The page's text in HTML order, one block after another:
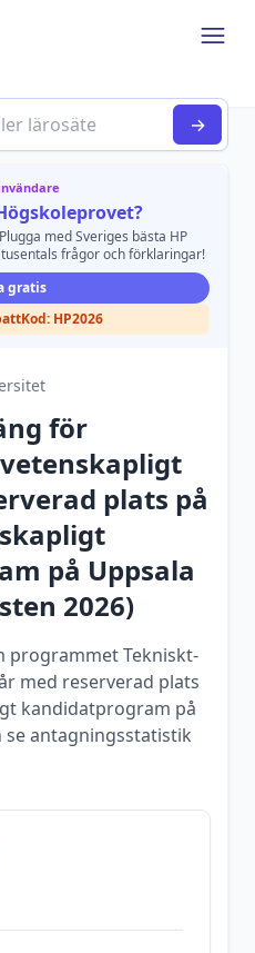
→
med Sveriges bästa HP
frågor och förklaringar!
gratis
Kod: HP2026
för
plats på
på Uppsala
2026)
programmet Tekniskt-
med reserverad plats
kandidatprogram på
se antagningsstatistik